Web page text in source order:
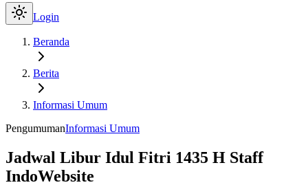
Login
Beranda
Berita
Informasi Umum
PengumumanInformasi Umum
Jadwal Libur Idul Fitri 1435 H Staff
IndoWebsite